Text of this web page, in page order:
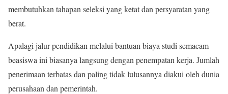
membutuhkan tahapan seleksi yang ketat dan persyaratan yang
berat.
Apalagi jalur pendidikan melalui bantuan biaya studi semacam
beasiswa ini biasanya langsung dengan penempatan kerja. Jumlah
penerimaan terbatas dan paling tidak lulusannya diakui oleh dunia
perusahaan dan pemerintah.